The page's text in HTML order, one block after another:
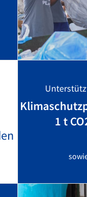
1 t